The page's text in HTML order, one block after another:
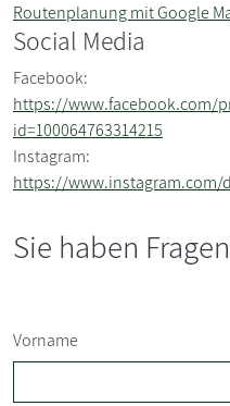
Routenplanung mit Google
Social Media
Facebook:
https://www.facebook.com/
id=100064763314215
Instagram:
https://www.instagram.com/
Sie haben
Vorname